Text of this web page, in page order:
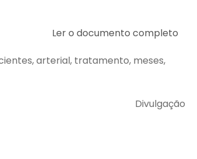
Ler o documento completo
arterial, tratamento, meses,
Divulgação